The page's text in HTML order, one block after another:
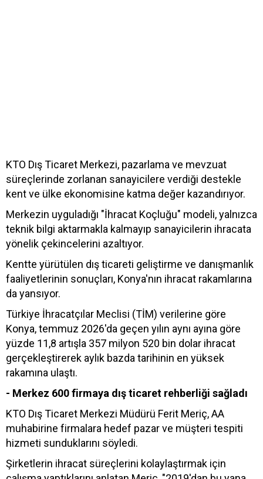
KTO Dış Ticaret Merkezi, pazarlama ve mevzuat
süreçlerinde zorlanan sanayicilere verdiği destekle
kent ve ülke ekonomisine katma değer kazandırıyor.
Merkezin uyguladığı "İhracat Koçluğu" modeli, yalnızca
teknik bilgi aktarmakla kalmayıp sanayicilerin ihracata
yönelik çekincelerini azaltıyor.
Kentte yürütülen dış ticareti geliştirme ve danışmanlık
faaliyetlerinin sonuçları, Konya'nın ihracat rakamlarına
da yansıyor.
Türkiye İhracatçılar Meclisi (TİM) verilerine göre
Konya, temmuz 2026'da geçen yılın aynı ayına göre
yüzde 11,8 artışla 357 milyon 520 bin dolar ihracat
gerçekleştirerek aylık bazda tarihinin en yüksek
rakamına ulaştı.
- Merkez 600 firmaya dış ticaret rehberliği sağladı
KTO Dış Ticaret Merkezi Müdürü Ferit Meriç, AA
muhabirine firmalara hedef pazar ve müşteri tespiti
hizmeti sunduklarını söyledi.
Şirketlerin ihracat süreçlerini kolaylaştırmak için